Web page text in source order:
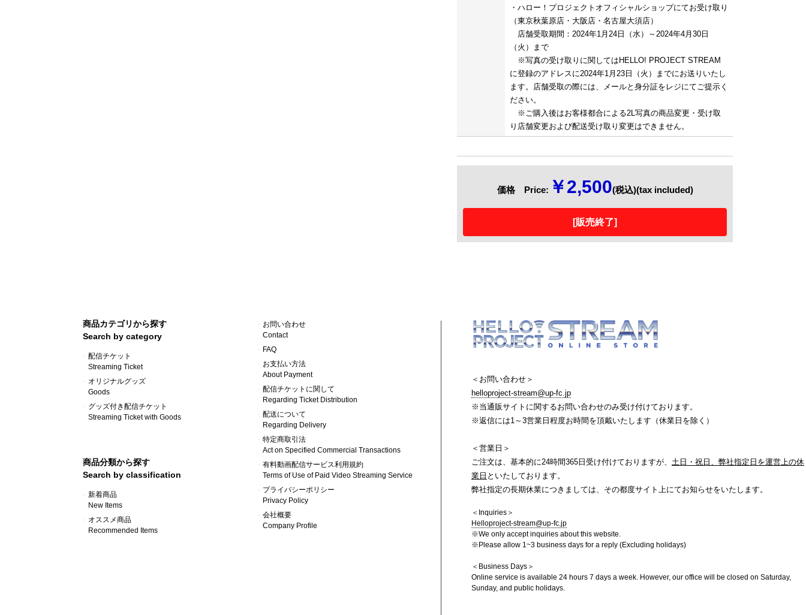
・ハロー！プロジェクトオフィシャルショップにてお受け取り
（東京秋葉原店・大阪店・名古屋大須店）
店舗受取期間：2024年1月24日（水）～2024年4月30日
（火）まで
※写真の受け取りに関してはHELLO! PROJECT STREAM
に登録のアドレスに2024年1月23日（火）までにお送りいたし
ます。店舗受取の際には、メールと身分証をレジにてご提示く
ださい。
※ご購入後はお客様都合による2L写真の商品変更・受け取
り店舗変更および配送受け取り変更はできません。
価格 Price: ￥2,500(税込)(tax included)
[販売終了]
＜お問い合わせ＞
helloproject-stream@up-fc.jp
※当通販サイトに関するお問い合わせのみ受け付けております。
※返信には1～3営業日程度お時間を頂戴いたします（休業日を除く）
＜営業日＞
ご注文は、基本的に24時間365日受け付けておりますが、 土日・祝日、弊社指定日を運営上の休
業日 といたしております。
弊社指定の長期休業につきましては、その都度サイト上にてお知らせをいたします。
＜Inquiries＞
Helloproject-stream@up-fc.jp
※We only accept inquiries about this website.
※Please allow 1~3 business days for a reply (Excluding holidays)
＜Business Days＞
Online service is available 24 hours 7 days a week. However, our office will be closed on Saturday,
Sunday, and public holidays.
商品カテゴリから探す
Search by category
配信チケット
Streaming Ticket
オリジナルグッズ
Goods
グッズ付き配信チケット
Streaming Ticket with Goods
商品分類から探す
Search by classification
新着商品
New Items
オススメ商品
Recommended Items
お問い合わせ
Contact
FAQ
お支払い方法
About Payment
配信チケットに関して
Regarding Ticket Distribution
配送について
Regarding Delivery
特定商取引法
Act on Specified Commercial Transactions
有料動画配信サービス利用規約
Terms of Use of Paid Video Streaming Service
プライバシーポリシー
Privacy Policy
会社概要
Company Profile